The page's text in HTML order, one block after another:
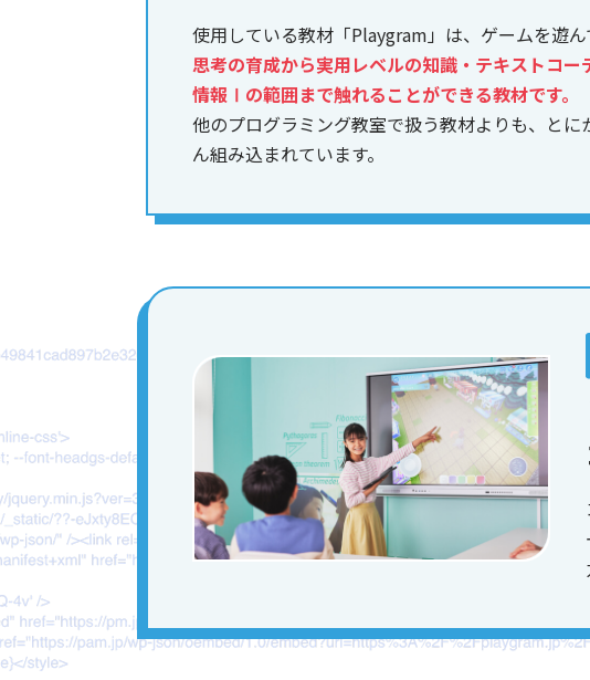
使用している教材「Playgram」は、ゲームを遊
思考の育成から実用レベルの知識・テキストコ
情報Ⅰの範囲まで触れることができる教材です。
他のプログラミング教室で扱う教材よりも、と
ん組み込まれています。